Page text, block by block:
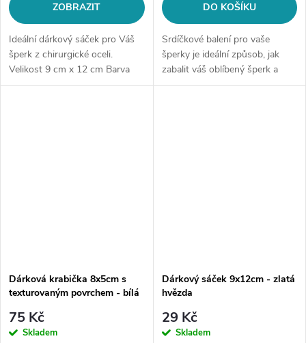
ZOBRAZIT
Ideální dárkový sáček pro Váš
šperk z chirurgické oceli.
Velikost 9 cm x 12 cm Barva
dle Vašeho výběru
DO KOŠÍKU
Srdíčkové balení pro vaše
šperky je ideální způsob, jak
zabalit váš oblíbený šperk a
udělat radost sobě nebo
Dárková krabička 8x5cm s
texturovaným povrchem - bílá
75 Kč
Skladem
Dárkový sáček 9x12cm - zlatá
hvězda
29 Kč
Skladem